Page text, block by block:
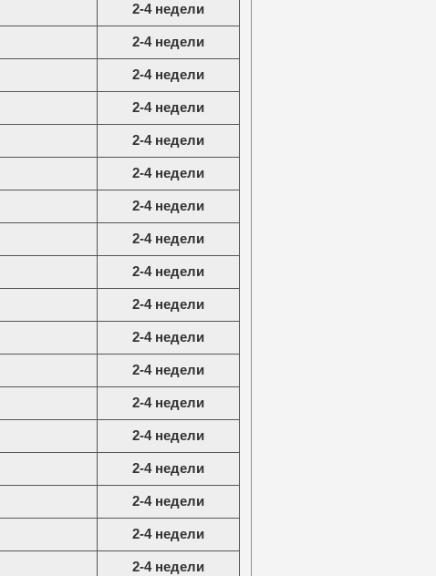
2-4 недели
2-4 недели
2-4 недели
2-4 недели
2-4 недели
2-4 недели
2-4 недели
2-4 недели
2-4 недели
2-4 недели
2-4 недели
2-4 недели
2-4 недели
2-4 недели
2-4 недели
2-4 недели
2-4 недели
2-4 недели